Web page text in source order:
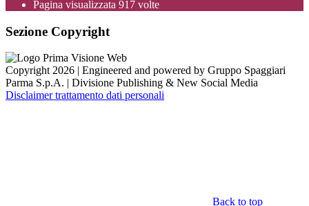
Pagina visualizzata 917 volte
Sezione Copyright
Copyright 2026 | Engineered and powered by Gruppo Spaggiari
Parma S.p.A. | Divisione Publishing & New Social Media
Disclaimer trattamento dati personali
Back to top